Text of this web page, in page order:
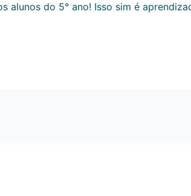
alunos do 5° ano! Isso sim é